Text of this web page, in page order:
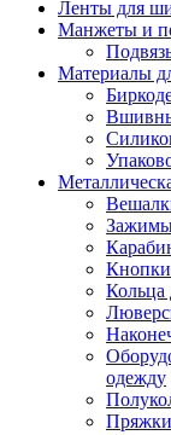
Ленты для
Манжеты и
Материалы
Кольца
одежду
Пряжки